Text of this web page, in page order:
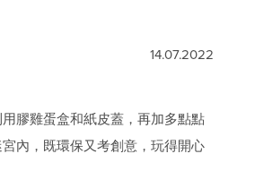
14.07.2022
膠雞蛋盒和紙皮蓋，再加多點點
內，既環保又考創意，玩得開心